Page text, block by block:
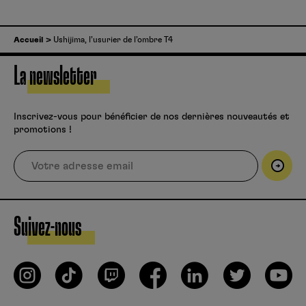
Accueil Ushijima, l’usurier de l’ombre T4
La newsletter
Inscrivez-vous pour bénéficier de nos dernières nouveautés et
promotions !
Suivez-nous